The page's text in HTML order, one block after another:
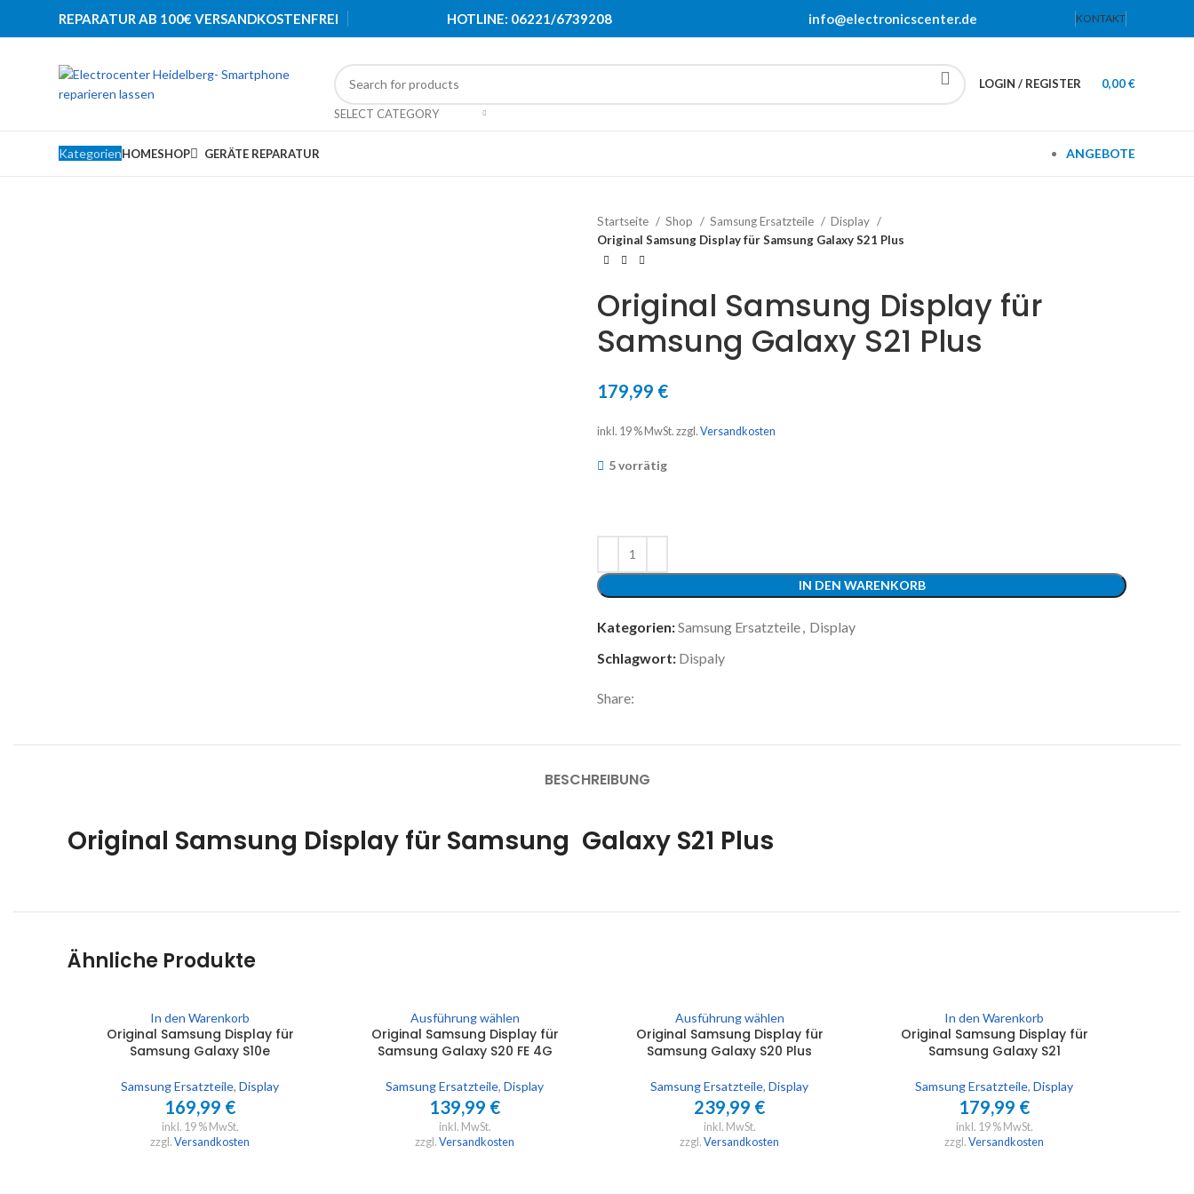
REPARATUR AB 100€ VERSANDKOSTENFREI HOTLINE: 06221/6739208 info@electronicscenter.de KONTAKT
SELECT CATEGORY
LOGIN / REGISTER 0,00€
KategorienHOMESHOP GERÄTE REPARATUR ANGEBOTE
Startseite Shop Samsung Ersatzteile
Display
Original Samsung Display für Samsung Galaxy S21 Plus
Original Samsung Display für
Samsung Galaxy S21 Plus
179,99 €
inkl. 19 % MwSt. zzgl. Versandkosten
5 vorrätig
IN DEN WARENKORB
Kategorien:Samsung Ersatzteile Display
Schlagwort: Dispaly
Share:
BESCHREIBUNG
Original Samsung Display für Samsung Galaxy S21 Plus
Ähnliche Produkte
In den Warenkorb
Original Samsung Display für
Samsung Galaxy S10e
Samsung Ersatzteile, Display
169,99 €
inkl. 19 % MwSt.
zzgl. Versandkosten
Ausführung wählen
Original Samsung Display für
Samsung Galaxy S20 FE 4G
Samsung Ersatzteile, Display
139,99 €
inkl. MwSt.
zzgl. Versandkosten
Ausführung wählen
Original Samsung Display für
Samsung Galaxy S20 Plus
Samsung Ersatzteile, Display
239,99 €
inkl. MwSt.
zzgl. Versandkosten
In den Warenkorb
Original Samsung Display für
Samsung Galaxy S21
Samsung Ersatzteile, Display
179,99 €
inkl. 19 % MwSt.
zzgl. Versandkosten